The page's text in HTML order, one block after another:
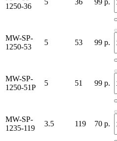
1250-36
5 36 99 р.
MW-SP-
1250-53
5 53 99 р.
MW-SP-
1250-51P
5 51 99 р.
MW-SP-
1235-119
3.5 119 70 р.